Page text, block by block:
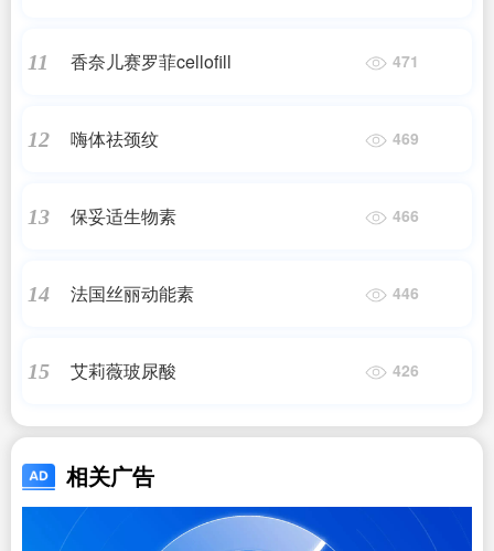
11 香奈儿赛罗菲cellofill 471
12 嗨体祛颈纹 469
13 保妥适生物素 466
14 法国丝丽动能素 446
15 艾莉薇玻尿酸 426
相关广告